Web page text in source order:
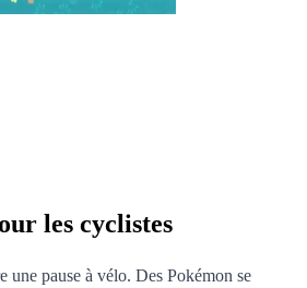
les cyclistes
pause à vélo. Des Pokémon se